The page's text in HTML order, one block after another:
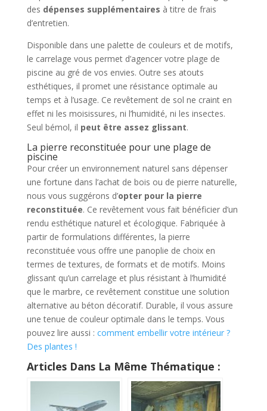
des dépenses supplémentaires à titre de frais
d’entretien.
Disponible dans une palette de couleurs et de motifs,
le carrelage vous permet d’agencer votre plage de
piscine au gré de vos envies. Outre ses atouts
esthétiques, il promet une résistance optimale au
temps et à l’usage. Ce revêtement de sol ne craint en
effet ni les moisissures, ni l’humidité, ni les insectes.
Seul bémol, il peut être assez glissant.
La pierre reconstituée pour une plage de
piscine
Pour créer un environnement naturel sans dépenser
une fortune dans l’achat de bois ou de pierre naturelle,
nous vous suggérons d’opter pour la pierre
reconstituée. Ce revêtement vous fait bénéficier d’un
rendu esthétique naturel et écologique. Fabriquée à
partir de formulations différentes, la pierre
reconstituée vous offre une panoplie de choix en
termes de textures, de formats et de motifs. Moins
glissant qu’un carrelage et plus résistant à l’humidité
que le marbre, ce revêtement constitue une solution
alternative au béton décoratif. Durable, il vous assure
une tenue de couleur optimale dans le temps. Vous
pouvez lire aussi : comment embellir votre intérieur ?
Des plantes !
Articles Dans La Même Thématique :